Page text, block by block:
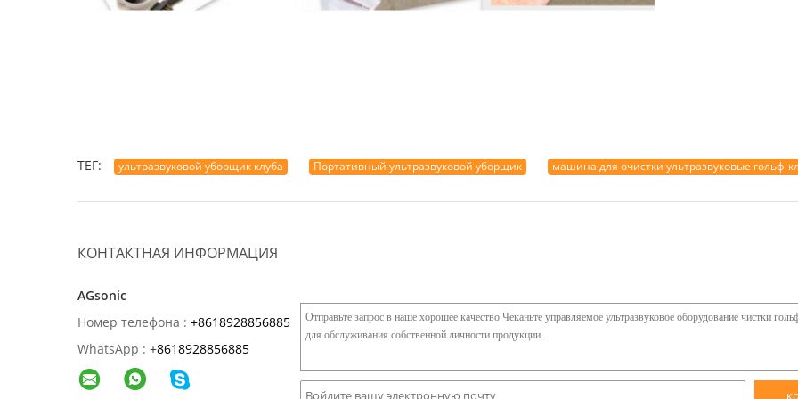
ТЕГ: ультразвуковой уборщик клуба Портативный ультразвуковой уборщик машина для очистки ультразвуковые гольф-
КОНТАКТНАЯ ИНФОРМАЦИЯ
AGsonic
Номер телефона : +8618928856885
WhatsApp : +8618928856885